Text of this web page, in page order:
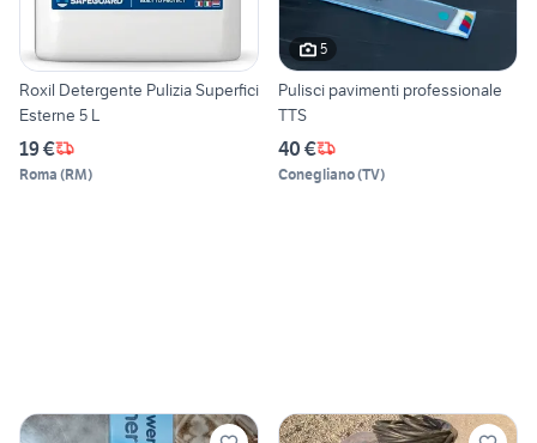
Roxil Detergente Pulizia Superfici
Esterne 5 L
19 €
Roma (RM)
5
Pulisci pavimenti professionale
TTS
40 €
Conegliano(TV)